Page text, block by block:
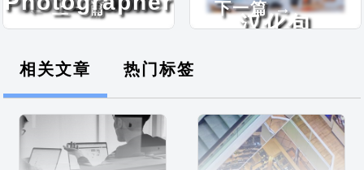
← 上一篇 下一篇 →
汉化包
相关文章 热门标签